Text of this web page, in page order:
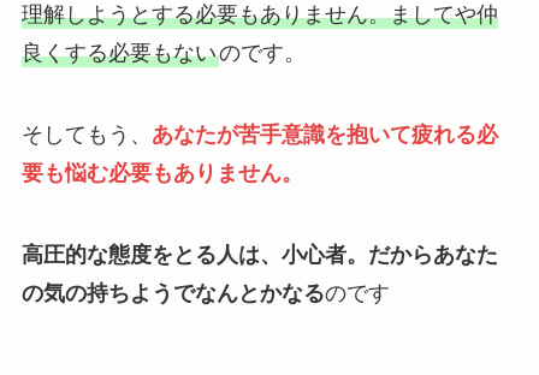
理解しようとする必要もありません。ましてや仲
良くする必要もないのです。
そしてもう、 あなたが苦手意識を抱いて疲れる必
要も悩む必要もありません。
高圧的な態度をとる人は、小心者。だからあなた
の気の持ちようでなんとかなるのです